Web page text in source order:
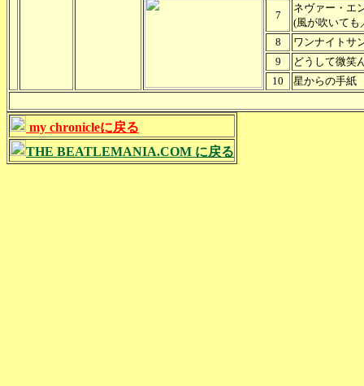
7
ネヴァー・エ
(風が吹いても
8
ワンナイトサ
9
どうして微笑
10
星からの手紙
my chronicleに戻る
THE BEATLEMANIA.COM に戻る